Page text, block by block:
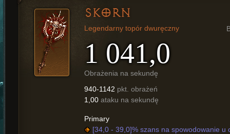
SKORN
Legendarny topór dwuręczny
1 041,0
Obrażenia na sekundę
940-1142 pkt. obrażeń
1,00 ataku na sekundę
Primary
[34,0 - 39,0]% szans na spowodowanie u